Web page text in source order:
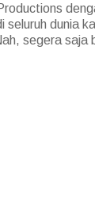
seluruh dunia
segera saja